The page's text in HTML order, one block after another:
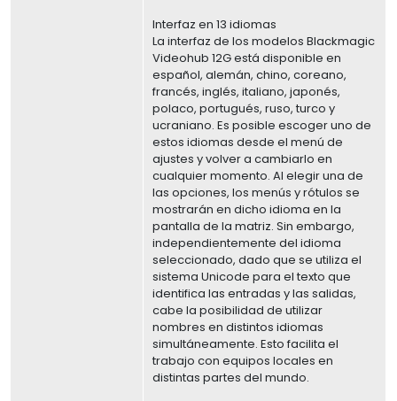
Interfaz en 13 idiomas
La interfaz de los modelos Blackmagic
Videohub 12G está disponible en
español, alemán, chino, coreano,
francés, inglés, italiano, japonés,
polaco, portugués, ruso, turco y
ucraniano. Es posible escoger uno de
estos idiomas desde el menú de
ajustes y volver a cambiarlo en
cualquier momento. Al elegir una de
las opciones, los menús y rótulos se
mostrarán en dicho idioma en la
pantalla de la matriz. Sin embargo,
independientemente del idioma
seleccionado, dado que se utiliza el
sistema Unicode para el texto que
identifica las entradas y las salidas,
cabe la posibilidad de utilizar
nombres en distintos idiomas
simultáneamente. Esto facilita el
trabajo con equipos locales en
distintas partes del mundo.